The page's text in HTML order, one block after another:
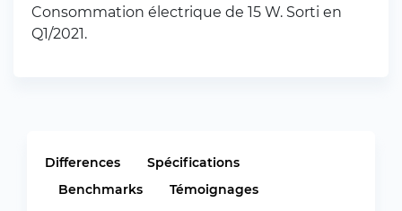
Consommation électrique de 15 W. Sorti en
Q1/2021.
Differences
Spécifications
Benchmarks
Témoignages